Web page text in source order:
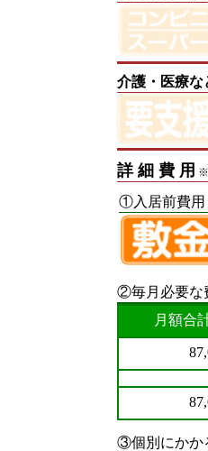
介護・医療な
詳 細 費 用 ※
①入居前費用
②毎月必要な
月額合
③個別にかか